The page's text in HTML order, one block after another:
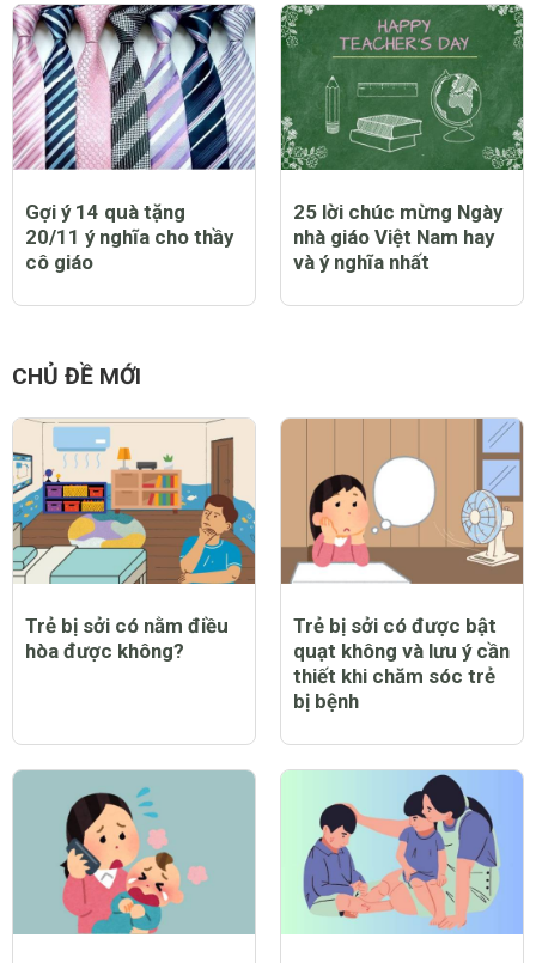
Gợi ý 14 quà tặng
20/11 ý nghĩa cho thầy
cô giáo
25 lời chúc mừng Ngày
nhà giáo Việt Nam hay
và ý nghĩa nhất
CHỦ ĐỀ MỚI
Trẻ bị sởi có nằm điều
hòa được không?
Trẻ bị sởi có được bật
quạt không và lưu ý cần
thiết khi chăm sóc trẻ
bị bệnh